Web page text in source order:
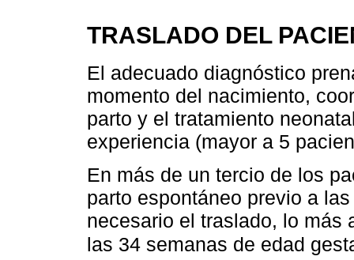
TRASLADO DEL
El adecuado diagnóstico
momento del nacimiento,
parto y el tratamiento
experiencia (mayor a 5
En más de un tercio de los
parto espontáneo previo a
necesario el traslado, lo más
las 34 semanas de edad